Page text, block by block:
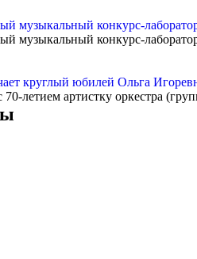
музыкальный конкурс-
музыкальный конкурс-
круглый юбилей Ольга
70-летием артистку оркестра